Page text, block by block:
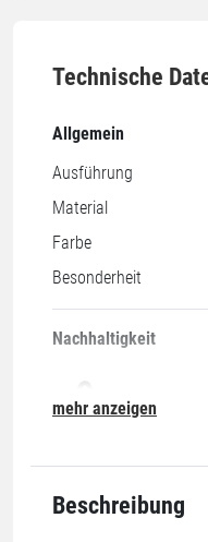
Technische
Allgemein
Ausführung
Material
Farbe
Besonderheit
Nachhaltigkeit
07-O
mehr anzeigen
Beschreibung